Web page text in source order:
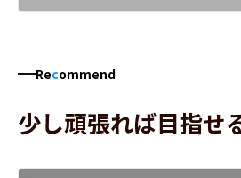
Recommend
少し頑張れば目指せ